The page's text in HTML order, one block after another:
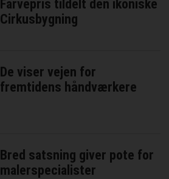
Farvepris tildelt den ikoniske
Cirkusbygning
De viser vejen for
fremtidens håndværkere
Bred satsning giver pote for
malerspecialister